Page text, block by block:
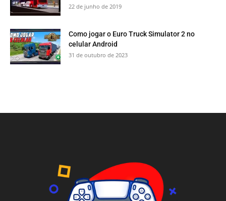
22 de junho de 2019
Como jogar o Euro Truck Simulator 2 no
celular Android
31 de outubro de 2023